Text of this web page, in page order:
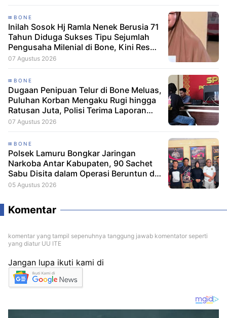
BONE
Inilah Sosok Hj Ramla Nenek Berusia 71
Tahun Diduga Sukses Tipu Sejumlah
Pengusaha Milenial di Bone, Kini Resmi
Dilaporkan Dengan Kerugian Korban
07 Agustus 2026
BONE
Dugaan Penipuan Telur di Bone Meluas,
Puluhan Korban Mengaku Rugi hingga
Ratusan Juta, Polisi Terima Laporan
Resmi
07 Agustus 2026
BONE
Polsek Lamuru Bongkar Jaringan
Narkoba Antar Kabupaten, 90 Sachet
Sabu Disita dalam Operasi Beruntun di
Bone dan Soppeng
05 Agustus 2026
Komentar
komentar yang tampil sepenuhnya tanggung jawab komentator seperti
yang diatur UU ITE
Jangan lupa ikuti kami di